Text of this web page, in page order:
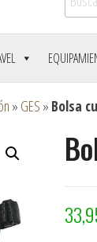
» GES » Bolsa